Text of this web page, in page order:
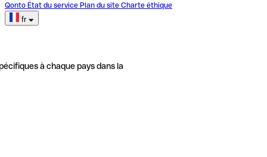
Qonto État du service Plan du site Charte éthique
fr
à chaque pays dans la